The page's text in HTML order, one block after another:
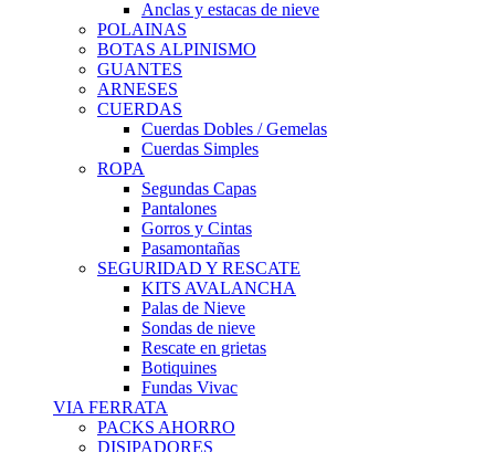
Anclas y estacas de nieve
POLAINAS
BOTAS ALPINISMO
GUANTES
ARNESES
CUERDAS
Cuerdas Dobles / Gemelas
Cuerdas Simples
ROPA
Segundas Capas
Pantalones
Gorros y Cintas
Pasamontañas
SEGURIDAD Y RESCATE
KITS AVALANCHA
Palas de Nieve
Sondas de nieve
Rescate en grietas
Botiquines
Fundas Vivac
VIA FERRATA
PACKS AHORRO
DISIPADORES